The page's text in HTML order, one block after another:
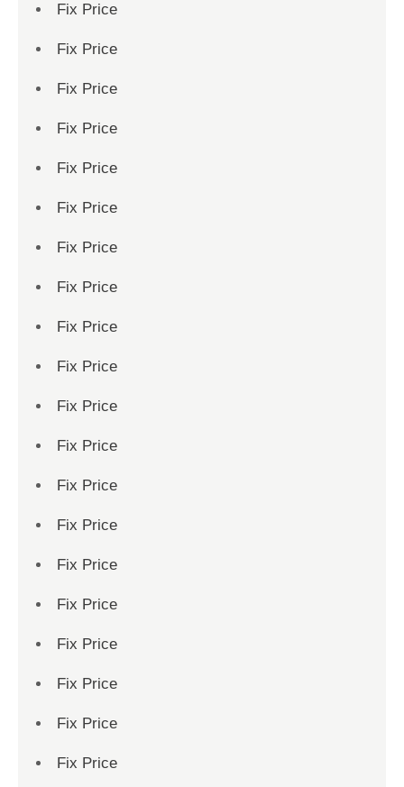
Fix Price
Fix Price
Fix Price
Fix Price
Fix Price
Fix Price
Fix Price
Fix Price
Fix Price
Fix Price
Fix Price
Fix Price
Fix Price
Fix Price
Fix Price
Fix Price
Fix Price
Fix Price
Fix Price
Fix Price